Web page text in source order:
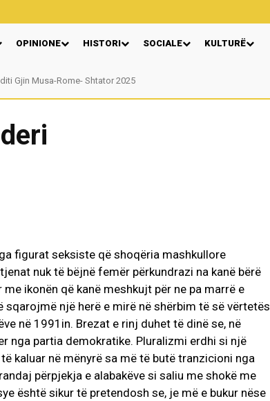
OPINIONE HISTORI SOCIALE KULTURË
Gjin Musa-Rome- Shtator 2025
Ndue Dedaj
figurat seksiste që shoqëria mashkullore
nuk të bëjnë femër përkundrazi na kanë bërë
ikonën që kanë meshkujt për ne pa marrë e
një herë e mirë në shërbim të së vërtetës
në 1991in. Brezat e rinj duhet të dinë se, në
nga partia demokratike. Pluralizmi erdhi si një
kaluar në mënyrë sa më të butë tranzicioni nga
përpjekja e alabakëve si saliu me shokë me
është sikur të pretendosh se, je më e bukur nëse